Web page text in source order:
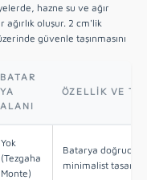
hazne su ve ağır
oluşur. 2 cm'lik
güvenle taşınmasını
BATAR
YA
ALANI
ÖZELLIK VE
Yok
(Tezgaha
Monte)
Batarya doğrudan
minimalist